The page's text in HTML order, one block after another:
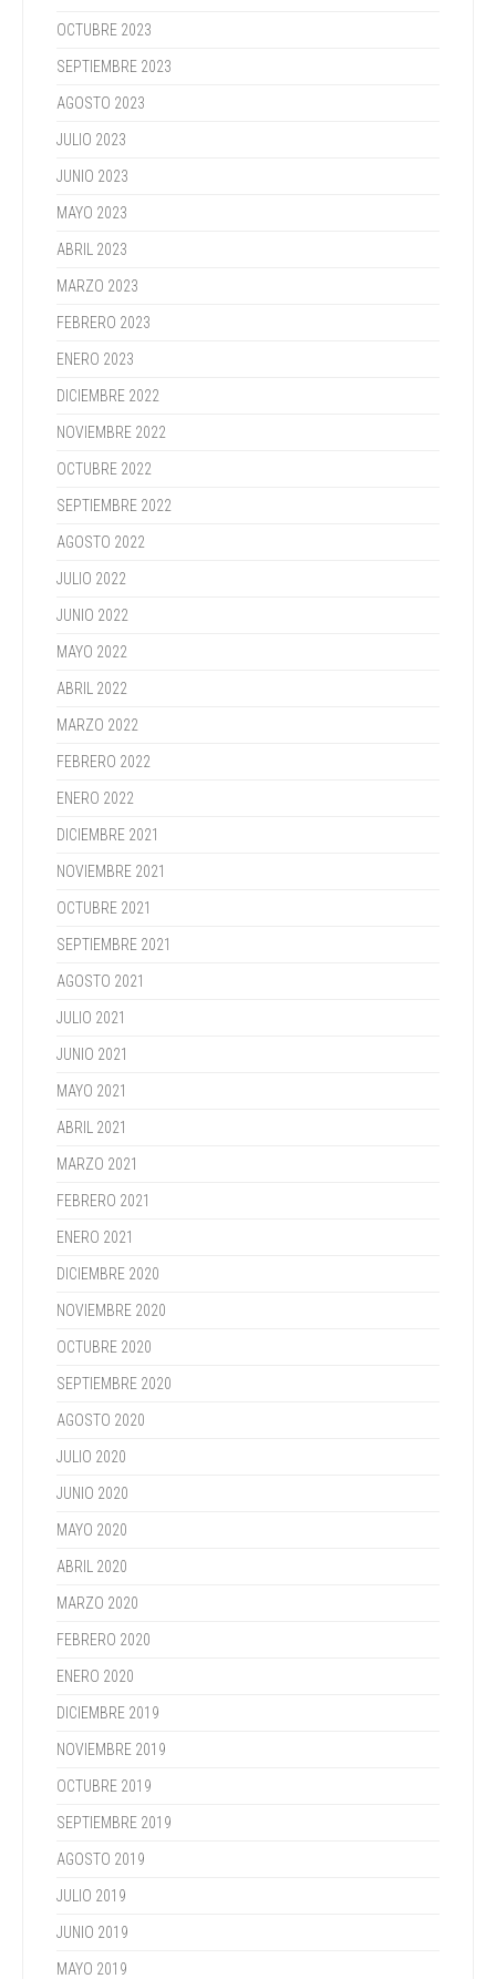
OCTUBRE 2023
SEPTIEMBRE 2023
AGOSTO 2023
JULIO 2023
JUNIO 2023
MAYO 2023
ABRIL 2023
MARZO 2023
FEBRERO 2023
ENERO 2023
DICIEMBRE 2022
NOVIEMBRE 2022
OCTUBRE 2022
SEPTIEMBRE 2022
AGOSTO 2022
JULIO 2022
JUNIO 2022
MAYO 2022
ABRIL 2022
MARZO 2022
FEBRERO 2022
ENERO 2022
DICIEMBRE 2021
NOVIEMBRE 2021
OCTUBRE 2021
SEPTIEMBRE 2021
AGOSTO 2021
JULIO 2021
JUNIO 2021
MAYO 2021
ABRIL 2021
MARZO 2021
FEBRERO 2021
ENERO 2021
DICIEMBRE 2020
NOVIEMBRE 2020
OCTUBRE 2020
SEPTIEMBRE 2020
AGOSTO 2020
JULIO 2020
JUNIO 2020
MAYO 2020
ABRIL 2020
MARZO 2020
FEBRERO 2020
ENERO 2020
DICIEMBRE 2019
NOVIEMBRE 2019
OCTUBRE 2019
SEPTIEMBRE 2019
AGOSTO 2019
JULIO 2019
JUNIO 2019
MAYO 2019